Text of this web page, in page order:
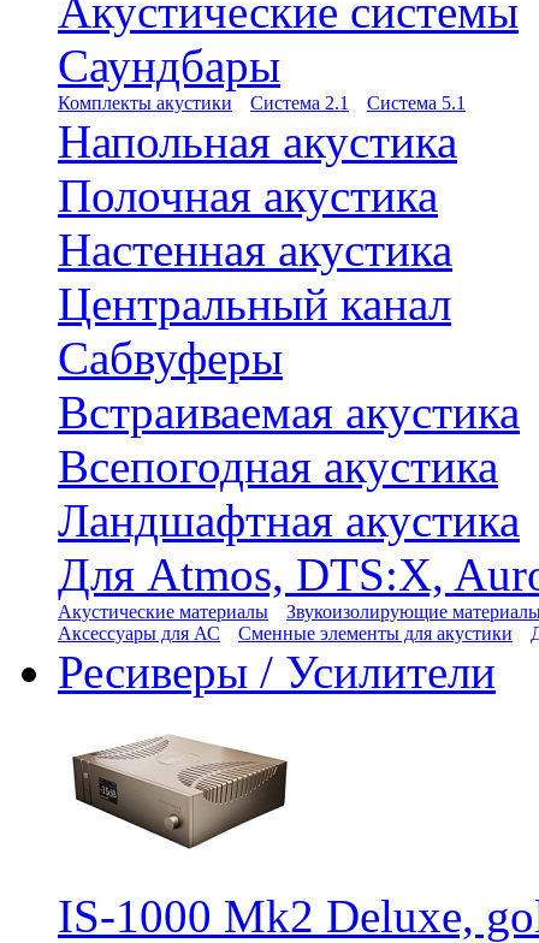
Акустические системы
Саундбары
Комплекты акустики Система 2.1 Система 5.1
Напольная акустика
Полочная акустика
Настенная акустика
Центральный канал
Сабвуферы
Встраиваемая акустика
Всепогодная акустика
Ландшафтная акустика
Для Atmos, DTS:X,
Акустические материалы
Звукоизолирующие
Аксессуары для АС
Сменные элементы для акустики
Ресиверы / Усилители
IS-1000 Mk2 Deluxe,